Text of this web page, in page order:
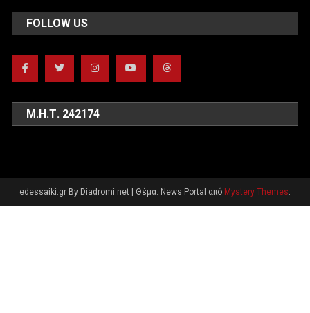
FOLLOW US
Μ.Η.Τ. 242174
edessaiki.gr By Diadromi.net Θέμα: News Portal από Mystery Themes.